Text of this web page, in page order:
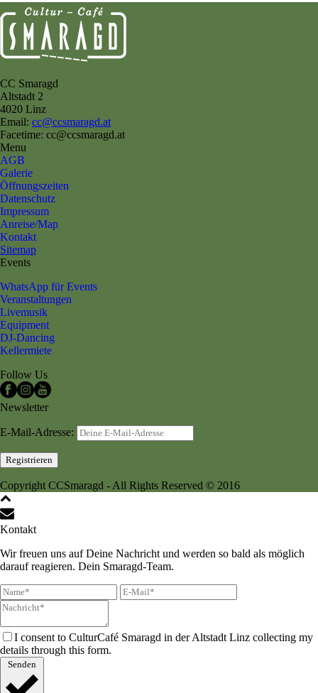
CC Smaragd
Altstadt 2
4020 Linz
Email: cc@ccsmaragd.at
Facetime: cc@ccsmaragd.at
Menu
AGB
Galerie
Öffnungszeiten
Datenschutz
Impressum
Anreise/Map
Kontakt
Sitemap
Events
WhatsApp für Events
Veranstaltungen
Livemusik
Equipment
DJ-Dancing
Kellermiete
Follow Us
Newsletter
E-Mail-Adresse:
Copyright CCSmaragd - All Rights Reserved © 2016
Kontakt
Wir freuen uns auf Deine Nachricht und werden so bald als möglich
darauf reagieren. Dein Smaragd-Team.
I consent to CulturCafé Smaragd in der Altstadt Linz collecting my
details through this form.
Senden